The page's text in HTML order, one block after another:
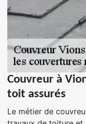
Couvreur à
toit assurés
Le métier de